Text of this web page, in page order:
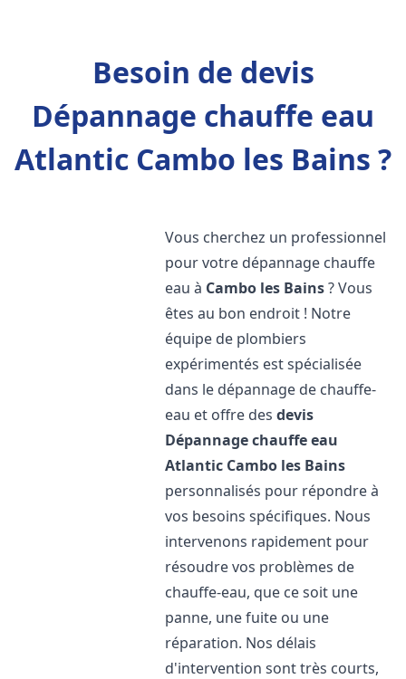
Besoin de devis
Dépannage chauffe eau
Atlantic Cambo les Bains ?
Vous cherchez un professionnel
pour votre dépannage chauffe
eau à Cambo les Bains? Vous
êtes au bon endroit ! Notre
équipe de plombiers
expérimentés est spécialisée
dans le dépannage de chauffe-
eau et offre desdevis
Dépannage chauffe eau
Atlantic Cambo les Bains
personnalisés pour répondre à
vos besoins spécifiques. Nous
intervenons rapidement pour
résoudre vos problèmes de
chauffe-eau, que ce soit une
panne, une fuite ou une
réparation. Nos délais
d'intervention sont très courts,